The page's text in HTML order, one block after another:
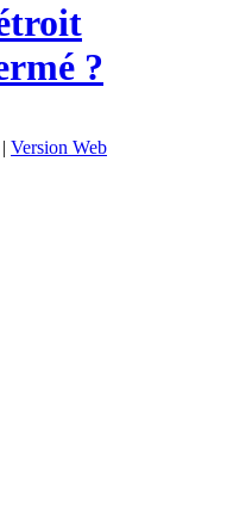
?
| Version Web